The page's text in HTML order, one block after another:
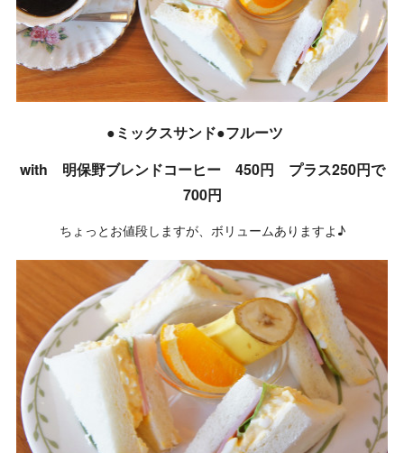
●ミックスサンド●フルーツ
with 明保野ブレンドコーヒー 450円 プラス250円で
700円
ちょっとお値段しますが、ボリュームありますよ♪